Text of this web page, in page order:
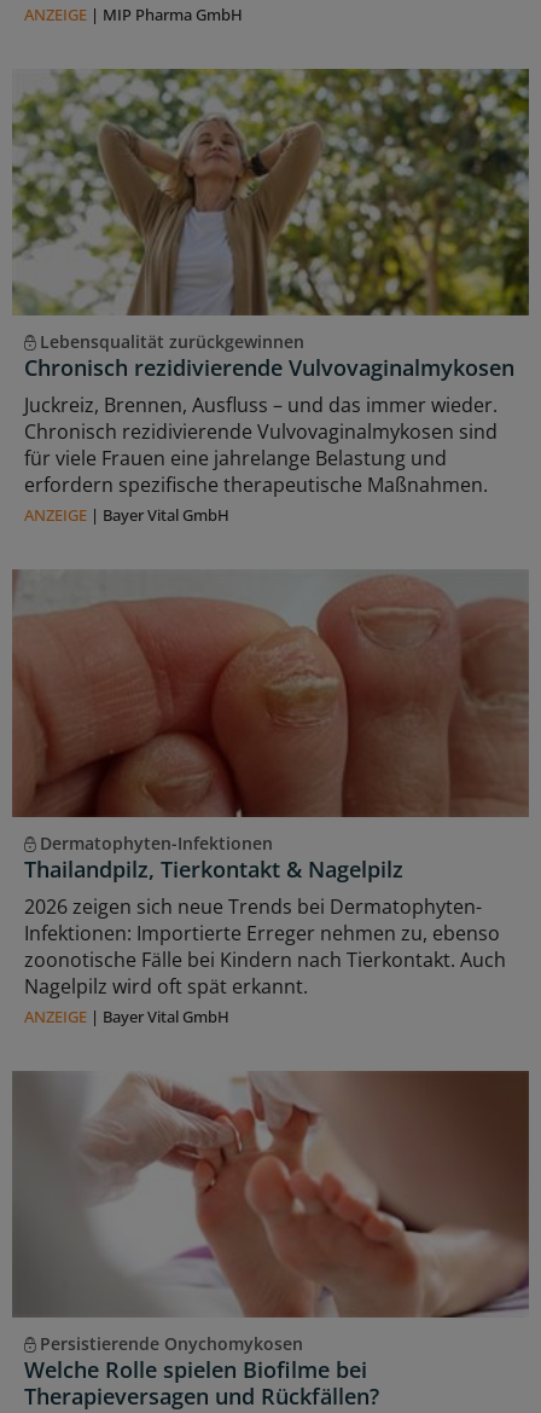
ANZEIGE | MIP Pharma GmbH
Lebensqualität zurückgewinnen
Chronisch rezidivierende Vulvovaginalmykosen
Juckreiz, Brennen, Ausfluss – und das immer wieder.
Chronisch rezidivierende Vulvovaginalmykosen sind
für viele Frauen eine jahrelange Belastung und
erfordern spezifische therapeutische Maßnahmen.
ANZEIGE | Bayer Vital GmbH
Dermatophyten-Infektionen
Thailandpilz, Tierkontakt & Nagelpilz
2026 zeigen sich neue Trends bei Dermatophyten-
Infektionen: Importierte Erreger nehmen zu, ebenso
zoonotische Fälle bei Kindern nach Tierkontakt. Auch
Nagelpilz wird oft spät erkannt.
ANZEIGE | Bayer Vital GmbH
Persistierende Onychomykosen
Welche Rolle spielen Biofilme bei
Therapieversagen und Rückfällen?